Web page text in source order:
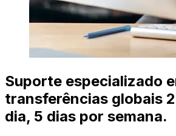
Suporte especializado
transferências globais
dia, 5 dias por semana.